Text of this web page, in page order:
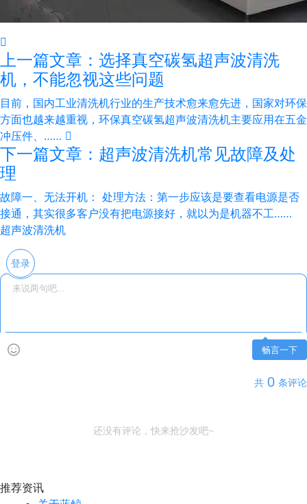
上一篇文章：选择真空碳氢超声波清洗
机，不能忽视这些问题
目前，国内工业清洗机行业的生产技术愈来愈先进，国家对环保
方面也越来越重视，环保真空碳氢超声波清洗机主要应用在五金
冲压件、……
下一篇文章：超声波清洗机常见故障及处
理
故障一、无法开机： 处理方法：第一步应该是要查看电源是否
接通，其实很多客户没有把电源接好，就以为是机器不工……
超声波清洗机
登录
畅言一下
共 0 条评论
还没有评论，快来抢沙发吧~
推荐资讯